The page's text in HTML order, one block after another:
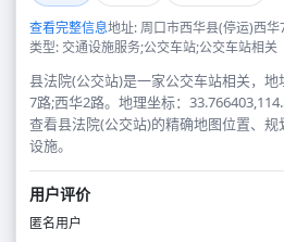
查看完整信息地址: 周口市西华县(停运)西
类型: 交通设施服务;公交车站;公交车站相关
县法院(公交站)是一家公交车站相关，
7路;西华2路。地理坐标：
查看县法院(公交站)的精确地图位置、
设施。
用户评价
匿名用户